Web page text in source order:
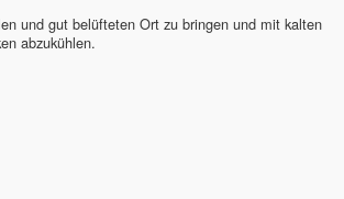
und gut belüfteten Ort zu bringen und mit kalten
abzukühlen.